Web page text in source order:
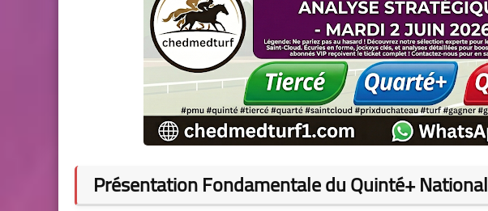
Présentation Fondamentale du Quinté+ National